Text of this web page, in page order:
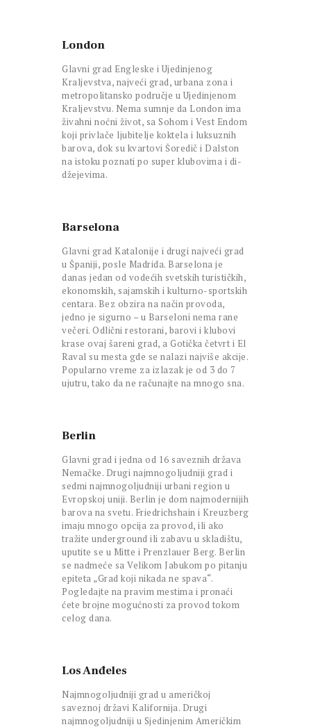
London
Glavni grad Engleske i Ujedinjenog
Kraljevstva, najveći grad, urbana zona i
metropolitansko područje u Ujedinjenom
Kraljevstvu. Nema sumnje da London ima
živahni noćni život, sa Sohom i Vest Endom
koji privlače ljubitelje koktela i luksuznih
barova, dok su kvartovi Šoredič i Dalston
na istoku poznati po super klubovima i di-
džejevima.
Barselona
Glavni grad Katalonije i drugi najveći grad
u Španiji, posle Madrida. Barselona je
danas jedan od vodećih svetskih turističkih,
ekonomskih, sajamskih i kulturno-sportskih
centara. Bez obzira na način provoda,
jedno je sigurno – u Barseloni nema rane
večeri. Odlični restorani, barovi i klubovi
krase ovaj šareni grad, a Gotička četvrt i El
Raval su mesta gde se nalazi najviše akcije.
Popularno vreme za izlazak je od 3 do 7
ujutru, tako da ne računajte na mnogo sna.
Berlin
Glavni grad i jedna od 16 saveznih država
Nemačke. Drugi najmnogoljudniji grad i
sedmi najmnogoljudniji urbani region u
Evropskoj uniji. Berlin je dom najmodernijih
barova na svetu. Friedrichshain i Kreuzberg
imaju mnogo opcija za provod, ili ako
tražite underground ili zabavu u skladištu,
uputite se u Mitte i Prenzlauer Berg. Berlin
se nadmeće sa Velikom Jabukom po pitanju
epiteta „Grad koji nikada ne spava“.
Pogledajte na pravim mestima i pronaći
ćete brojne mogućnosti za provod tokom
celog dana.
Los Anđeles
Najmnogoljudniji grad u američkoj
saveznoj državi Kalifornija. Drugi
najmnogoljudniji u Sjedinjenim Američkim